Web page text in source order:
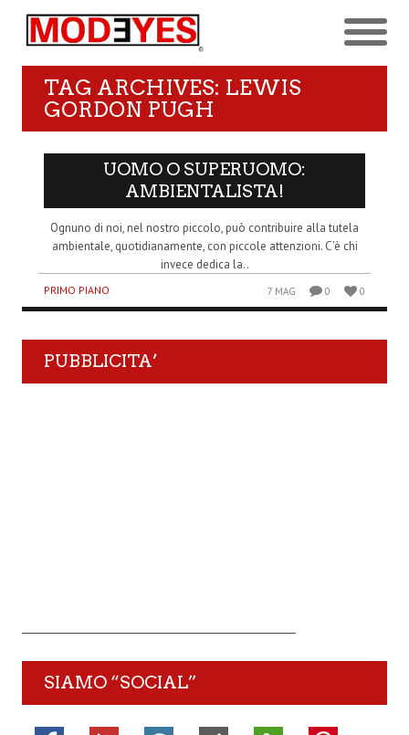
TAG ARCHIVES: LEWIS
GORDON PUGH
UOMO O SUPERUOMO:
AMBIENTALISTA!
Ognuno di noi, nel nostro piccolo, può contribuire alla tutela
ambientale, quotidianamente, con piccole attenzioni. C’è chi
invece dedica la..
PRIMO PIANO 7 MAG 0 0
PUBBLICITA’
SIAMO “SOCIAL”